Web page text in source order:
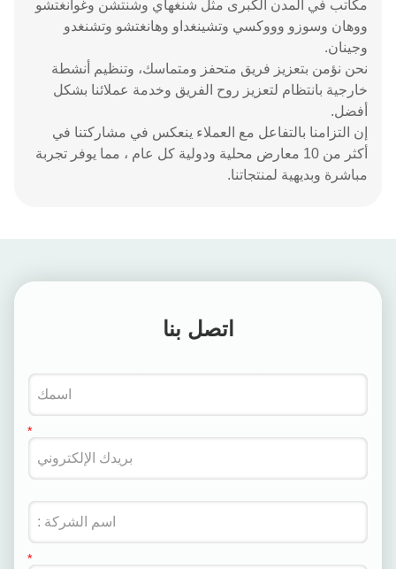
مكاتب في المدن الكبرى مثل شنغهاي وشنتشن وغوانغتشو
ووهان وسوزو وووكسي وتشينغداو وهانغتشو وتشنغدو
وجينان.
نحن نؤمن بتعزيز فريق متحفز ومتماسك، وتنظيم أنشطة
خارجية بانتظام لتعزيز روح الفريق وخدمة عملائنا بشكل
أفضل.
إن التزامنا بالتفاعل مع العملاء ينعكس في مشاركتنا في
أكثر من 10 معارض محلية ودولية كل عام ، مما يوفر تجربة
مباشرة وبديهية لمنتجاتنا.
اتصل بنا